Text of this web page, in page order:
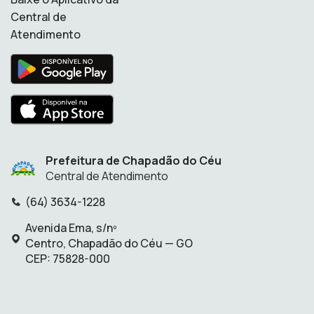
Central de
Atendimento
Prefeitura de Chapadão do Céu
Central de Atendimento
(64) 3634-1228
Endereço:
Avenida Ema, s/nº
Centro, Chapadão do Céu — GO
CEP: 75828-000